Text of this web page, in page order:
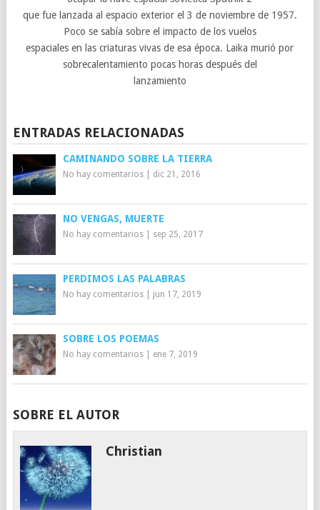
que fue lanzada al espacio exterior el 3 de noviembre de 1957.
Poco se sabía sobre el impacto de los vuelos
espaciales en las criaturas vivas de esa época. Laika murió por
sobrecalentamiento pocas horas después del
lanzamiento
ENTRADAS RELACIONADAS
CAMINANDO SOBRE LA TIERRA
No hay comentarios| dic 21, 2016
NO VENGAS, MUERTE
No hay comentarios| sep 25, 2017
PERDIMOS LAS PALABRAS
No hay comentarios| jun 17, 2019
SOBRE LOS POEMAS
No hay comentarios| ene 7, 2019
SOBRE EL AUTOR
Christian